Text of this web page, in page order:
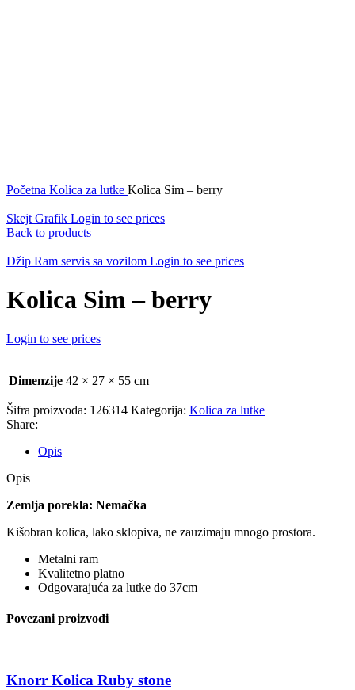
Početna Kolica za lutke Kolica Sim – berry
Skejt Grafik Login to see prices
Back to products
Džip Ram servis sa vozilom Login to see prices
Kolica Sim – berry
Login to see prices
Dimenzije 42 × 27 × 55 cm
Šifra proizvoda: 126314 Kategorija: Kolica za lutke
Share:
Opis
Opis
Zemlja porekla: Nemačka
Kišobran kolica, lako sklopiva, ne zauzimaju mnogo prostora.
Metalni ram
Kvalitetno platno
Odgovarajuća za lutke do 37cm
Povezani proizvodi
Knorr Kolica Ruby stone